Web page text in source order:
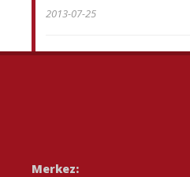
2013-07-25
Merkez: